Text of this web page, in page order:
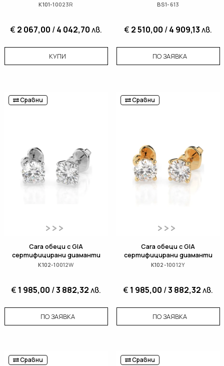
K101-10023R
€ 2 067,00 /4 042,70лв.
КУПИ
BS1-613
€ 2 510,00 /4 909,13лв.
ПО ЗАЯВКА
Сравни
Cara обеци с GIA
сертифицирани диаманти
K102-10012W
€ 1 985,00 /3 882,32лв.
ПО ЗАЯВКА
Сравни
Cara обеци с GIA
сертифицирани диаманти
K102-10012Y
€ 1 985,00 /3 882,32лв.
ПО ЗАЯВКА
Сравни Сравни